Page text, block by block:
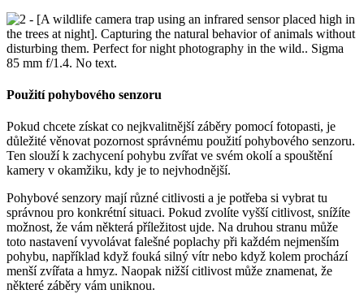
Použití pohybového senzoru
Pokud chcete získat co nejkvalitnější záběry pomocí fotopasti, je
důležité věnovat pozornost správnému použití pohybového senzoru.
Ten slouží k zachycení pohybu zvířat ve svém okolí a spouštění
kamery v okamžiku, kdy je to nejvhodnější.
Pohybové senzory mají různé citlivosti a je potřeba si vybrat tu
správnou pro konkrétní situaci. Pokud zvolíte vyšší citlivost, snížíte
možnost, že vám některá příležitost ujde. Na druhou stranu může
toto nastavení vyvolávat falešné poplachy při každém nejmenším
pohybu, například když fouká silný vítr nebo když kolem prochází
menší zvířata a hmyz. Naopak nižší citlivost může znamenat, že
některé záběry vám uniknou.